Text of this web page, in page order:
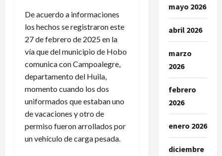
De acuerdo a informaciones
los hechos se registraron este
27 de febrero de 2025 en la
vía que del municipio de Hobo
comunica con Campoalegre,
departamento del Huila,
momento cuando los dos
uniformados que estaban uno
de vacaciones y otro de
permiso fueron arrollados por
un vehículo de carga pesada.
mayo 2026
abril 2026
marzo
2026
febrero
2026
enero 2026
diciembre